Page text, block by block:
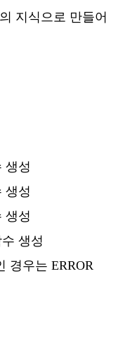
지식으로 만들어
생성
생성
생성
생성
경우는 ERROR